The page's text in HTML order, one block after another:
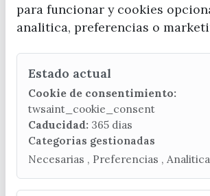
CONTACTA CON LA OFICINA DE
(+34) 952 541 104
turismo@velezmalaga.es
C/ Poniente, 2. CP 29740 -
para funcionar y cookies
analitica, preferencias o
Estado actual
Cookie de consentimiento:
twsaint_cookie_consent
Caducidad: 365 dias
Categorias gestionadas
Necesarias , Preferencias , Analitica